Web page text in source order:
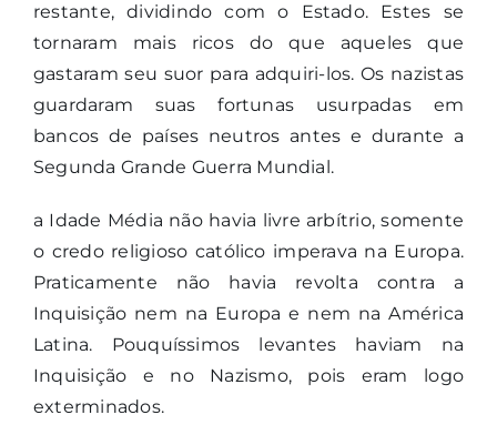
restante, dividindo com o Estado. Estes se
tornaram mais ricos do que aqueles que
gastaram seu suor para adquiri-los. Os nazistas
guardaram suas fortunas usurpadas em
bancos de países neutros antes e durante a
Segunda Grande Guerra Mundial.
a Idade Média não havia livre arbítrio, somente
o credo religioso católico imperava na Europa.
Praticamente não havia revolta contra a
Inquisição nem na Europa e nem na América
Latina. Pouquíssimos levantes haviam na
Inquisição e no Nazismo, pois eram logo
exterminados.